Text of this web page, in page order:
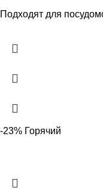
Подходят для
-23% Горячий